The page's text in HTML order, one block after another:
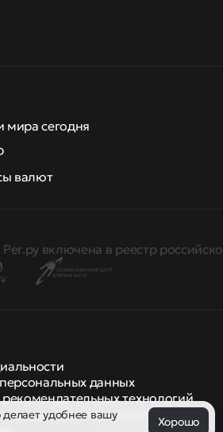
мира сегодня
валют
включена в реестр
данных
технологий
и другиеправила и политики
делает удобнее вашу
Хорошо